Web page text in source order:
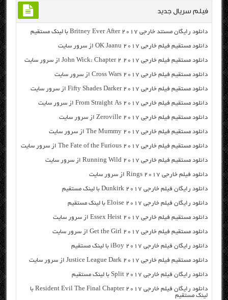
فیلم سریال جدید
دانلود رایگان مسنتد خارجی Britney Ever After 2017 با لینک مستقیم
دانلود مستقیم فیلم خارجی OK Jaanu 2017 از سرور سایت
دانلود مستقیم فیلم خارجی John Wick: Chapter 2 2017 از سرور سایت
دانلود مستقیم فیلم خارجی Cross Wars 2017 از سرور سایت
دانلود مستقیم فیلم خارجی Fifty Shades Darker 2017 از سرور سایت
دانلود مستقیم فیلم خارجی From Straight As 2017 از سرور سایت
دانلود مستقیم فیلم خارجی Zeroville 2017 از سرور سایت
دانلود مستقیم فیلم خارجی The Mummy 2017 از سرور سایت
دانلود مستقیم فیلم خارجی The Fate of the Furious 2017 از سرور سایت
دانلود مستقیم فیلم خارجی Running Wild 2017 از سرور سایت
دانلود فیلم خارجی Rings 2017 از سرور سایت
دانلود رایگان فیلم خارجی Dunkirk 2017 با لینک مستقیم
دانلود رایگان فیلم خارجی Eloise 2017 با لینک مستقیم
دانلود مستقیم فیلم خارجی Essex Heist 2017 از سرور سایت
دانلود مستقیم فیلم خارجی Get the Girl 2017 از سرور سایت
دانلود رایگان فیلم خارجی iBoy 2017 با لینک مستقیم
دانلود مستقیم فیلم خارجی Justice League Dark 2017 از سرور سایت
دانلود رایگان فیلم خارجی Split 2017 با لینک مستقیم
دانلود رایگان فیلم خارجی Resident Evil The Final Chapter 2017 با
لینک مستقیم